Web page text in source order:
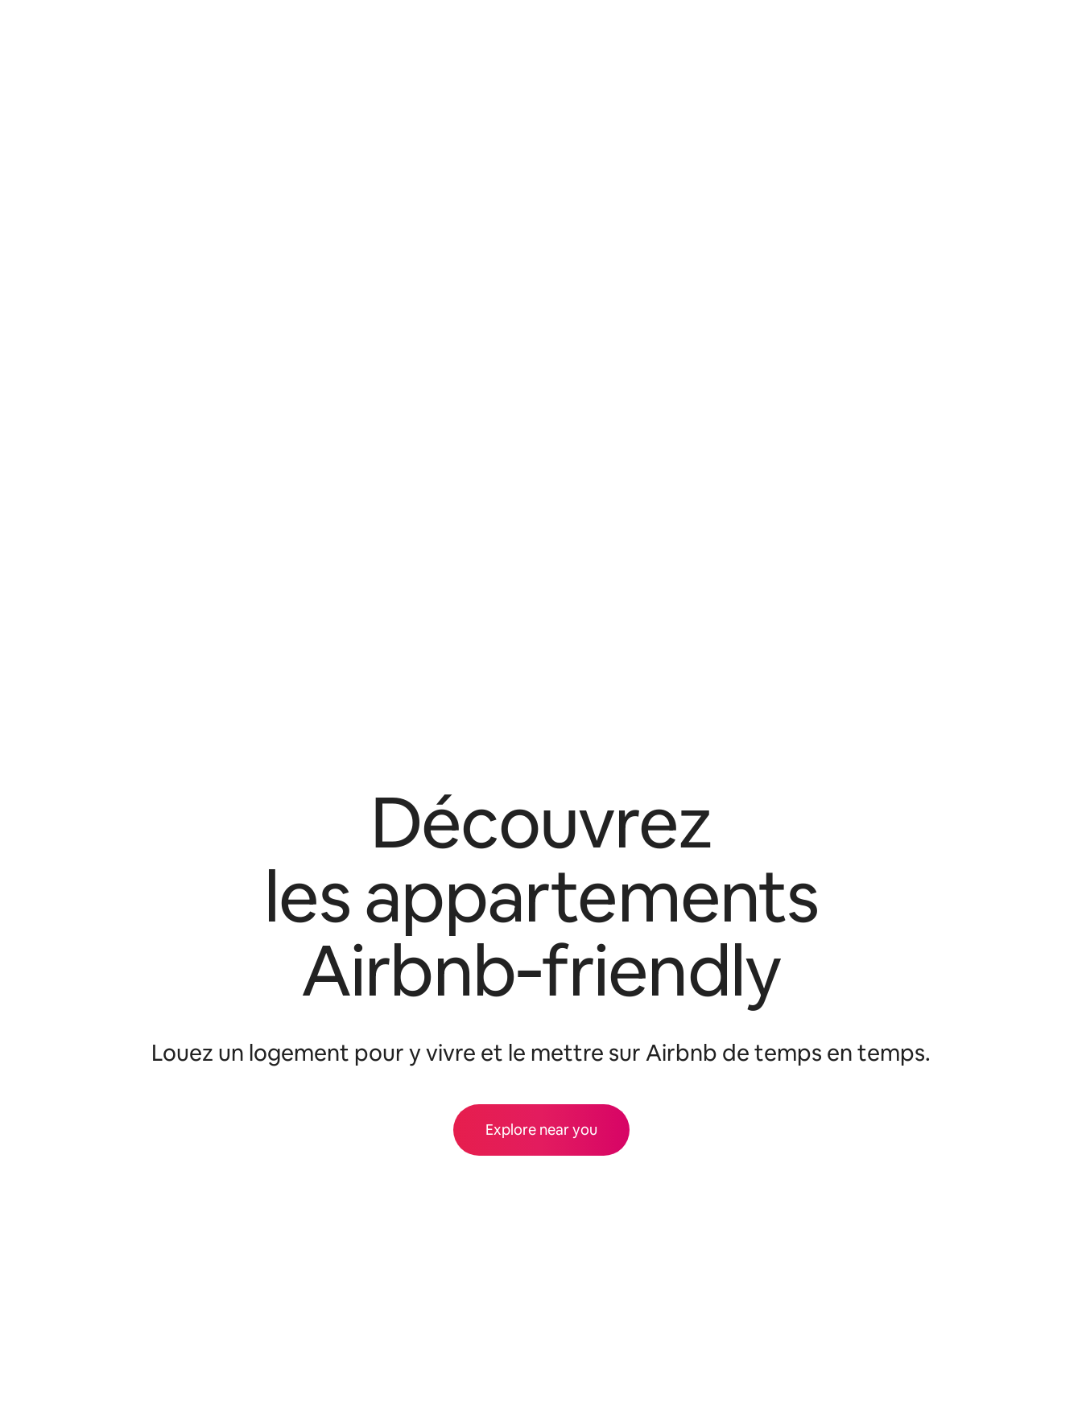
Découvrez
les appartements
Airbnb‑friendly
Louez un logement pour y vivre et le mettre sur Airbnb de temps en temps.
Explore near you